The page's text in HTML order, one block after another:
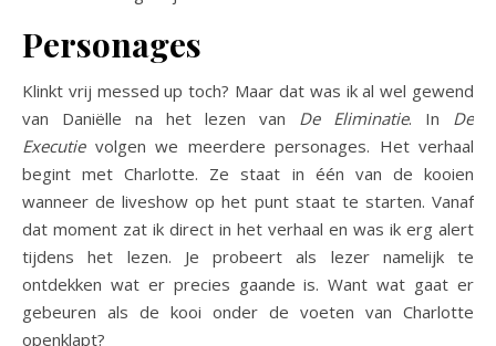
Personages
Klinkt vrij messed up toch? Maar dat was ik al wel gewend
van Daniëlle na het lezen van De Eliminatie. In De
Executie volgen we meerdere personages. Het verhaal
begint met Charlotte. Ze staat in één van de kooien
wanneer de liveshow op het punt staat te starten. Vanaf
dat moment zat ik direct in het verhaal en was ik erg alert
tijdens het lezen. Je probeert als lezer namelijk te
ontdekken wat er precies gaande is. Want wat gaat er
gebeuren als de kooi onder de voeten van Charlotte
openklapt?